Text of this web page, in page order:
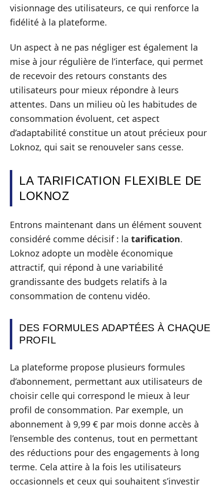
visionnage des utilisateurs, ce qui renforce la
fidélité à la plateforme.
Un aspect à ne pas négliger est également la
mise à jour régulière de l’interface, qui permet
de recevoir des retours constants des
utilisateurs pour mieux répondre à leurs
attentes. Dans un milieu où les habitudes de
consommation évoluent, cet aspect
d’adaptabilité constitue un atout précieux pour
Loknoz, qui sait se renouveler sans cesse.
LA TARIFICATION FLEXIBLE DE
LOKNOZ
Entrons maintenant dans un élément souvent
considéré comme décisif : la tarification.
Loknoz adopte un modèle économique
attractif, qui répond à une variabilité
grandissante des budgets relatifs à la
consommation de contenu vidéo.
DES FORMULES ADAPTÉES À CHAQUE
PROFIL
La plateforme propose plusieurs formules
d’abonnement, permettant aux utilisateurs de
choisir celle qui correspond le mieux à leur
profil de consommation. Par exemple, un
abonnement à 9,99 € par mois donne accès à
l’ensemble des contenus, tout en permettant
des réductions pour des engagements à long
terme. Cela attire à la fois les utilisateurs
occasionnels et ceux qui souhaitent s’investir